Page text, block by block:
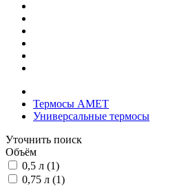
Термосы АМЕТ
Универсальные термосы
Уточнить поиск
Объём
0,5 л (1)
0,75 л (1)